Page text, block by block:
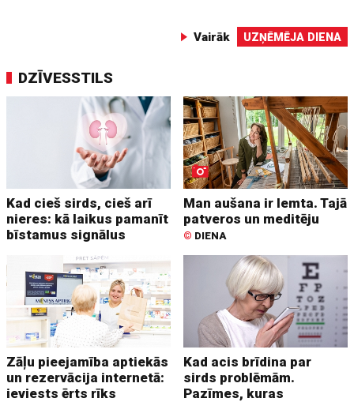
Vairāk UZŅĒMĒJA DIENA
DZĪVESSTILS
Kad cieš sirds, cieš arī
nieres: kā laikus pamanīt
bīstamus signālus
Man aušana ir lemta. Tajā
patveros un meditēju
© DIENA
Zāļu pieejamība aptiekās
un rezervācija internetā:
ieviests ērts rīks
Kad acis brīdina par
sirds problēmām.
Pazīmes, kuras